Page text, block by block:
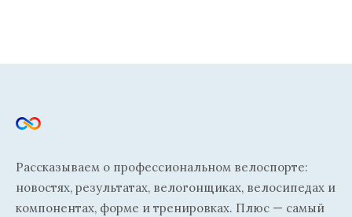
Рассказываем о профессиональном велоспорте:
новостях, результатах, велогонщиках, велосипедах и
компонентах, форме и тренировках. Плюс — самый